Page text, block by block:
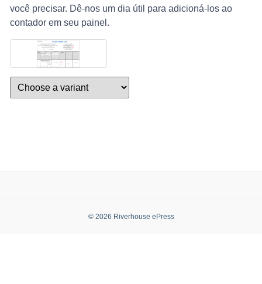
você precisar. Dê-nos um dia útil para adicioná-los ao
contador em seu painel.
© 2026 Riverhouse ePress